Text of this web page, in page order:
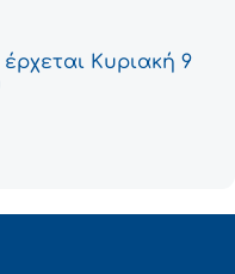
Κυριακή 9